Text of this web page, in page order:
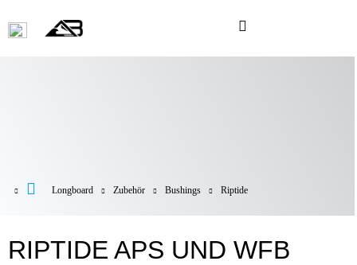
Longboard Zubehör Bushings Riptide
RIPTIDE APS UND WFB